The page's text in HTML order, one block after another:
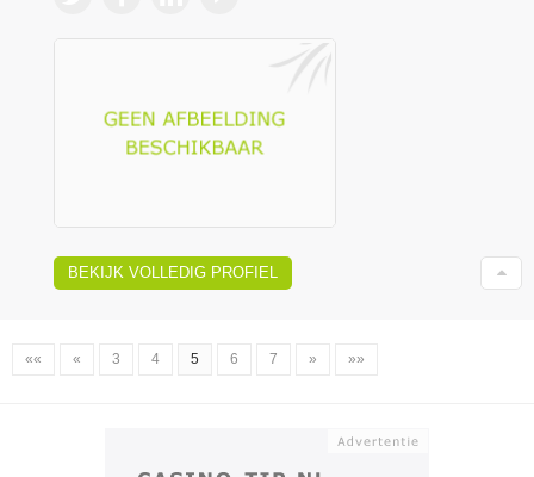
BEKIJK VOLLEDIG PROFIEL
«« « 3 4 5 6 7 » »»